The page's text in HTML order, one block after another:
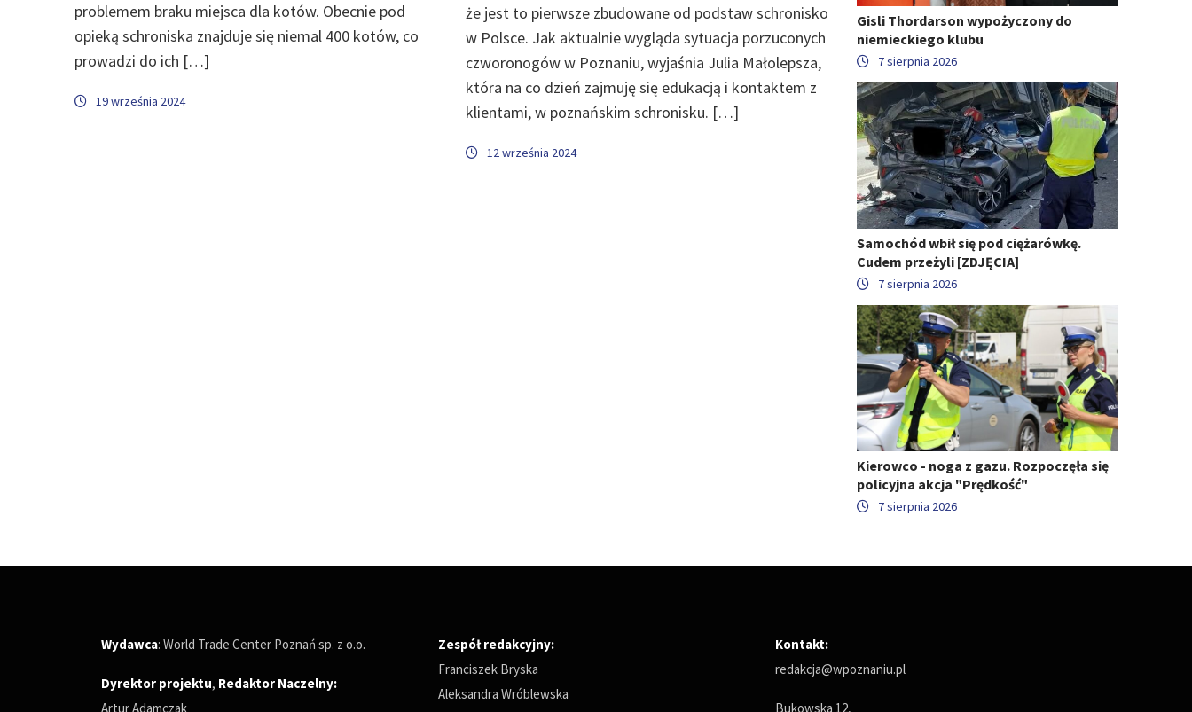
problemem braku miejsca dla kotów. Obecnie pod
opieką schroniska znajduje się niemal 400 kotów, co
prowadzi do ich […]
19 września 2024
że jest to pierwsze zbudowane od podstaw schronisko
w Polsce. Jak aktualnie wygląda sytuacja porzuconych
czworonogów w Poznaniu, wyjaśnia Julia Małolepsza,
która na co dzień zajmuję się edukacją i kontaktem z
klientami, w poznańskim schronisku. […]
12 września 2024
Gisli Thordarson wypożyczony do
niemieckiego klubu
7 sierpnia 2026
Samochód wbił się pod ciężarówkę.
Cudem przeżyli [ZDJĘCIA]
7 sierpnia 2026
Kierowco - noga z gazu. Rozpoczęła się
policyjna akcja "Prędkość"
7 sierpnia 2026
Wydawca: World Trade Center Poznań sp. z o.o.
Dyrektor projektu, Redaktor Naczelny:
Artur Adamczak
Zespół redakcyjny:
Franciszek Bryska
Aleksandra Wróblewska
Kontakt:
redakcja@wpoznaniu.pl
Bukowska 12,